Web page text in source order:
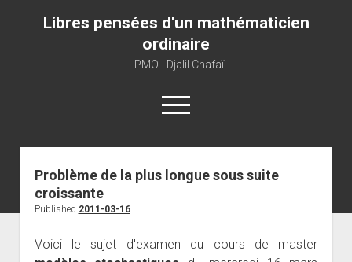
Libres pensées d'un mathématicien
ordinaire
LPMO - Djalil Chafaï
open
menu
Home
About mathematics
Problème de la plus longue sous suite
croissante
Published 2011-03-16
Voici le sujet d'examen du cours de master